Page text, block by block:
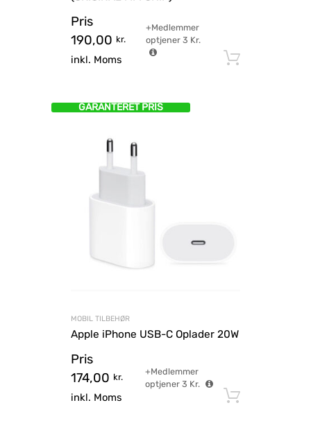
Pris
190,00 kr.
inkl. Moms
+Medlemmer
optjener3 Kr.
GARANTERET PRIS
MOBIL TILBEHØR
Apple iPhone USB-C Oplader 20W
Pris
174,00 kr.
inkl. Moms
+Medlemmer
optjener 3 Kr.